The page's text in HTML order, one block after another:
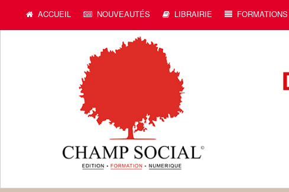
ACCUEIL NOUVEAUTÉS LIBRAIRIE FORMATIONS